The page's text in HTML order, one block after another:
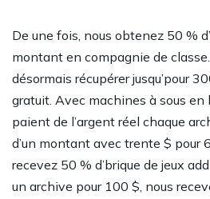
De une fois, nous obtenez 50 %
montant en compagnie de
désormais récupérer jusqu’pour
gratuit. Avec machines à sous en
paient de l’argent réel chaque
d’un montant avec trente $ pour
recevez 50 % d’brique de jeux
un archive pour 100 $, nous